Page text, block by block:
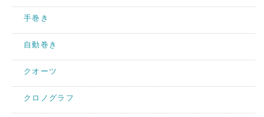
手巻き
自動巻き
クオーツ
クロノグラフ